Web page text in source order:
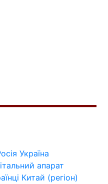
Україна
апарат
Китай (регіон)